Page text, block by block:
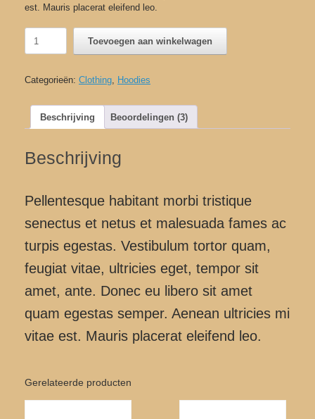
est. Mauris placerat eleifend leo.
Ninja
Toevoegen aan winkelwagen
Categorieën: Clothing, Hoodies
Beschrijving Beoordelingen (3)
Beschrijving
Pellentesque habitant morbi tristique
senectus et netus et malesuada fames ac
turpis egestas. Vestibulum tortor quam,
feugiat vitae, ultricies eget, tempor sit
amet, ante. Donec eu libero sit amet
quam egestas semper. Aenean ultricies mi
vitae est. Mauris placerat eleifend leo.
Gerelateerde producten